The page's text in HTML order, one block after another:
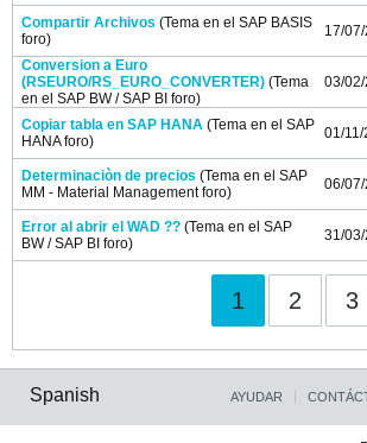
Compartir Archivos (Tema en el SAP BASIS
foro)
17/
Conversion a Euro
(RSEURO/RS_EURO_CONVERTER) (Tema
en el SAP BW / SAP BI foro)
03/
Copiar tabla en SAP HANA (Tema en el SAP
HANAforo) 01/
Determinaciòn de precios (Tema en el SAP
MM - Material Managementforo) 06/
Error al abrir el WAD ?? (Tema en el SAP
BW / SAP BI foro) 31/
1 2 3
Spanish AYUDAR